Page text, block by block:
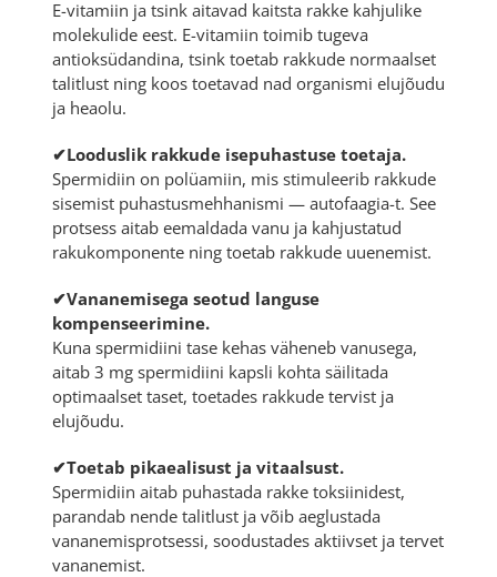
E-vitamiin ja tsink aitavad kaitsta rakke kahjulike
molekulide eest. E-vitamiin toimib tugeva
antioksüdandina, tsink toetab rakkude normaalset
talitlust ning koos toetavad nad organismi elujõudu
ja heaolu.
✔Looduslik rakkude isepuhastuse toetaja.
Spermidiin on polüamiin, mis stimuleerib rakkude
sisemist puhastusmehhanismi — autofaagia-t. See
protsess aitab eemaldada vanu ja kahjustatud
rakukomponente ning toetab rakkude uuenemist.
✔Vananemisega seotud languse
kompenseerimine.
Kuna spermidiini tase kehas väheneb vanusega,
aitab 3 mg spermidiini kapsli kohta säilitada
optimaalset taset, toetades rakkude tervist ja
elujõudu.
✔Toetab pikaealisust ja vitaalsust.
Spermidiin aitab puhastada rakke toksiinidest,
parandab nende talitlust ja võib aeglustada
vananemisprotsessi, soodustades aktiivset ja tervet
vananemist.